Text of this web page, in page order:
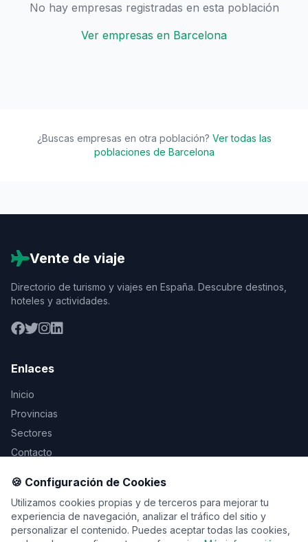
No hay empresas registradas en esta población
Ver empresas en Barcelona
¿Buscas empresas en otra población? Ver todas las
poblaciones de Barcelona
Vente de viaje
Directorio de turismo y viajes en España. Descubre destinos,
hoteles y actividades.
Enlaces
Inicio
Provincias
Sectores
Contacto
Legal
Aviso Legal
Privacidad
🍪 Configuración de Cookies
Utilizamos cookies propias y de terceros para mejorar tu
experiencia de navegación, analizar el tráfico del sitio y
personalizar el contenido. Puedes aceptar todas las cookies,